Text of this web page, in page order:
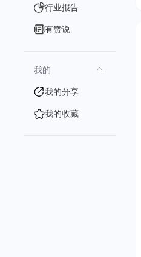
行业报告
有赞说
我的
我的分享
我的收藏